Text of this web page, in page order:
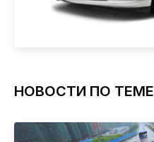
НОВОСТИ ПО ТЕМЕ